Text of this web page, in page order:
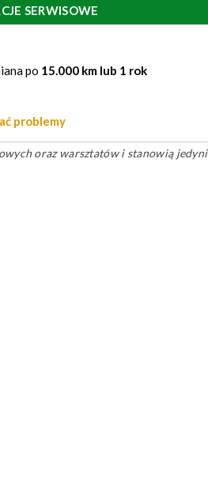
SERWISOWE
po 15.000 km lub 1 rok
problemy
oraz warsztatów i stanowią